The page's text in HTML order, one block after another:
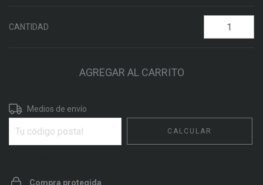
CANTIDAD
Entregas para el CP:
Medios de envío
CALCULAR
Compra protegida